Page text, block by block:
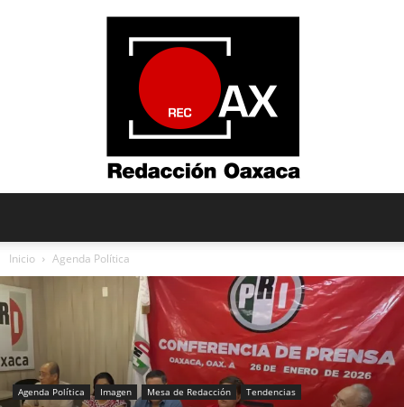
Oaxaca
Inicio Agenda Política
Agenda Política Imagen Mesa de Redacción Tendencias